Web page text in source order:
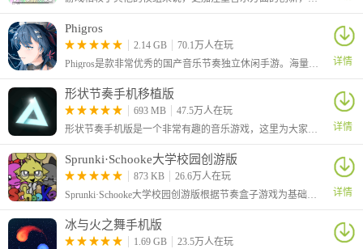
Phigros
2.14 GB
70.1万人在玩
Phigros是款非常优秀的国产音乐节奏独立休闲手游。海量原创音乐曲库，主打带感的电子音乐风格，打击手感超一流，极具田占新兴的复杂多样铺面，精美的二次元cg，游戏性极佳，喜欢音游的玩家不要错过哦！
详情
形状节奏手机移植版
693 MB
47.5万人在玩
形状节奏手机版是一个非常有趣的音乐游戏，这里为大家带来的是移植到手机上的版本，采用简洁的图形、线条和纯色填充等元素，避免复杂的画面设计
详情
Sprunki·Schooke大学校园创游版
873 KB
26.6万人在玩
Sprunki·Schooke大学校园创游版根据节奏盒子游戏为基础制作，加入了大学各种不同的元素，和原版的画风也不一样，你可以通过拖动角色来创作音乐，加入各种有趣的节奏，创造出有趣的混合音轨！
详情
冰与火之舞手机版
1.69 GB 23.5万人在玩